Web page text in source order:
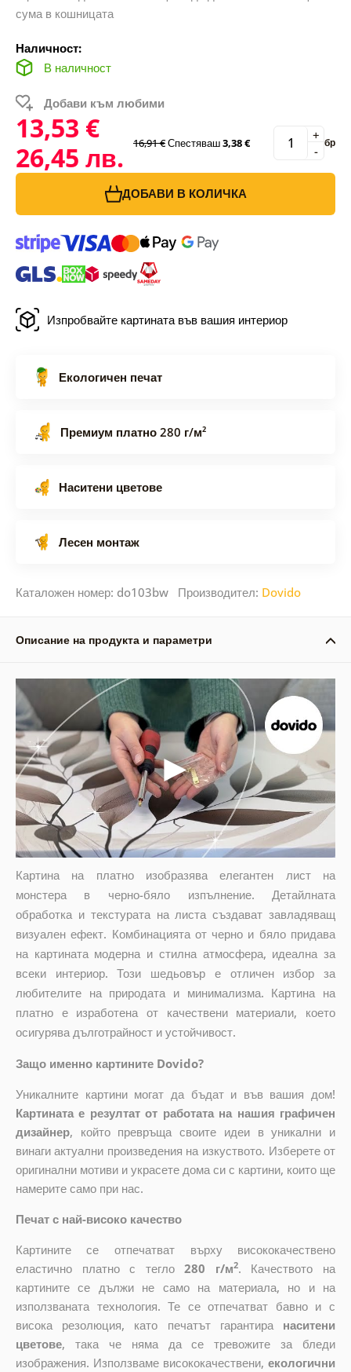
сума в кошницата
Наличност:
В наличност
Добави към любими
13,53 €
26,45 лв.
16,91 €Спестяваш3,38 € -
+ бр
ДОБАВИ В КОЛИЧКА
Изпробвайте картината във вашия интериор
Екологичен печат
Премиум платно 280 г/м²
Наситени цветове
Лесен монтаж
Каталожен номер: do103bw Производител: Dovido
Описание на продукта и параметри
Картина на платно изобразява елегантен лист на
монстера в черно-бяло изпълнение. Детайлната
обработка и текстурата на листа създават завладяващ
визуален ефект. Комбинацията от черно и бяло придава
на картината модерна и стилна атмосфера, идеална за
всеки интериор. Този шедьовър е отличен избор за
любителите на природата и минимализма. Картина на
платно е изработена от качествени материали, което
осигурява дълготрайност и устойчивост.
Защо именно картините Dovido?
Уникалните картини могат да бъдат и във вашия дом!
Картината е резултат от работата на нашия графичен
дизайнер, койтопревръща своите идеи в уникални и
винаги актуални произведения на изкуството. Изберете от
оригинални мотиви и украсете дома си с картини, които ще
намерите само при нас.
Печат с най-високо качество
Картините се отпечатват върху висококачествено
еластично платно с тегло280 г/м2. Качеството на
картините се дължи не само на материала, но и на
използваната технология. Те се отпечатват бавно и с
висока резолюция, като печатът гарантира наситени
цветове, така че няма да се тревожите за бледи
изображения. Използваме висококачествени,екологични